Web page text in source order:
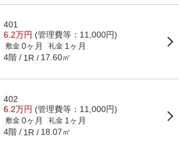
401
6.2万円 (管理費等：11,000円)
敷金 0ヶ月 礼金 1ヶ月
4階 1R 17.60㎡
402
6.2万円 (管理費等：11,000円)
敷金 0ヶ月 礼金 1ヶ月
4階 1R 18.07㎡